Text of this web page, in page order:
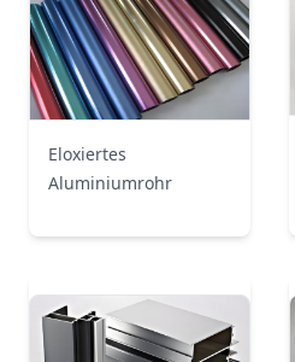
Eloxiertes
Aluminiumrohr